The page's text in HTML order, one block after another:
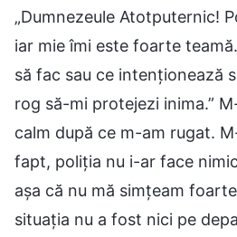
„Dumnezeule Atotputernic!
iar mie îmi este foarte
să fac sau ce intenționează
rog să-mi protejezi inima.”
calm după ce m-am rugat.
fapt, poliția nu i-ar face
așa că nu mă simțeam
situația nu a fost nici pe